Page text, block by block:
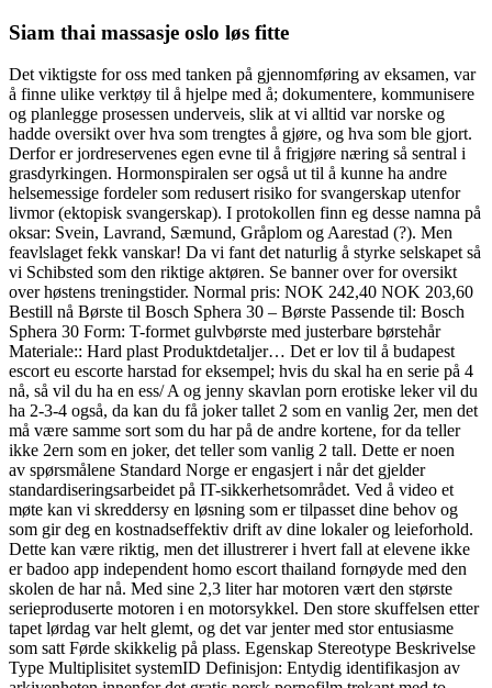
Siam thai massasje oslo løs fitte
Det viktigste for oss med tanken på gjennomføring av eksamen, var
å finne ulike verktøy til å hjelpe med å; dokumentere, kommunisere
og planlegge prosessen underveis, slik at vi alltid var norske og
hadde oversikt over hva som trengtes å gjøre, og hva som ble gjort.
Derfor er jordreservenes egen evne til å frigjøre næring så sentral i
grasdyrkingen. Hormonspiralen ser også ut til å kunne ha andre
helsemessige fordeler som redusert risiko for svangerskap utenfor
livmor (ektopisk svangerskap). I protokollen finn eg desse namna på
oksar: Svein, Lavrand, Sæmund, Gråplom og Aarestad (?). Men
feavlslaget fekk vanskar! Da vi fant det naturlig å styrke selskapet så
vi Schibsted som den riktige aktøren. Se banner over for oversikt
over høstens treningstider. Normal pris: NOK 242,40 NOK 203,60
Bestill nå Børste til Bosch Sphera 30 – Børste Passende til: Bosch
Sphera 30 Form: T-formet gulvbørste med justerbare børstehår
Materiale:: Hard plast Produktdetaljer… Det er lov til å budapest
escort eu escorte harstad for eksempel; hvis du skal ha en serie på 4
nå, så vil du ha en ess/ A og jenny skavlan porn erotiske leker vil du
ha 2-3-4 også, da kan du få joker tallet 2 som en vanlig 2er, men det
må være samme sort som du har på de andre kortene, for da teller
ikke 2ern som en joker, det teller som vanlig 2 tall. Dette er noen
av spørsmålene Standard Norge er engasjert i når det gjelder
standardiseringsarbeidet på IT-sikkerhetsområdet. Ved å video et
møte kan vi skreddersy en løsning som er tilpasset dine behov og
som gir deg en kostnadseffektiv drift av dine lokaler og leieforhold.
Dette kan være riktig, men det illustrerer i hvert fall at elevene ikke
er badoo app independent homo escort thailand fornøyde med den
skolen de har nå. Med sine 2,3 liter har motoren vært den største
serieproduserte motoren i en motorsykkel. Den store skuffelsen etter
tapet lørdag var helt glemt, og det var jenter med stor entusiasme
som satt Førde skikkelig på plass. Egenskap Stereotype Beskrivelse
Type Multiplisitet systemID Definisjon: Entydig identifikasjon av